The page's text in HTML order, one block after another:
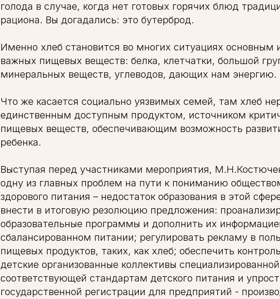
голода в случае, когда нет готовых горячих блюд
рациона. Вы догадались: это бутерброд.
Именно хлеб становится во многих ситуациях основным
важных пищевых веществ: белка, клетчатки, большой
минеральных веществ, углеводов, дающих нам энергию.
Что же касается социально уязвимых семей, там хлеб
единственным доступным продуктом, источником
пищевых веществ, обеспечивающим возможность
ребенка.
Выступая перед участниками мероприятия,
одну из главных проблем на пути к пониманию
здорового питания – недостаток образования в этой
внести в итоговую резолюцию предложения:
образовательные программы и дополнить их
сбалансированном питании; регулировать рекламу в
пищевых продуктов, таких, как хлеб; обеспечить
детские организованные коллективы
соответствующей стандартам детского питания и
государственной регистрации для предприятий -